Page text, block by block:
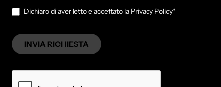
Dichiaro di aver letto e accettato la Privacy Policy*